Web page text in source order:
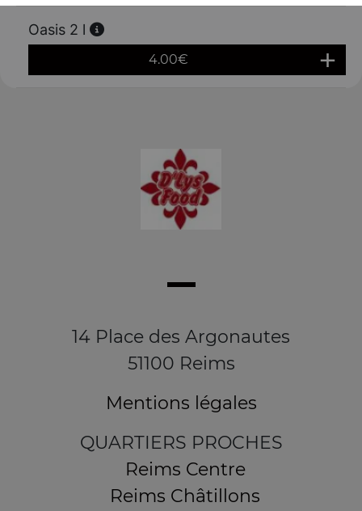
Oasis 2 l
4.00€
14 Place des Argonautes
51100 Reims
Mentions légales
QUARTIERS PROCHES
Reims Centre
Reims Châtillons